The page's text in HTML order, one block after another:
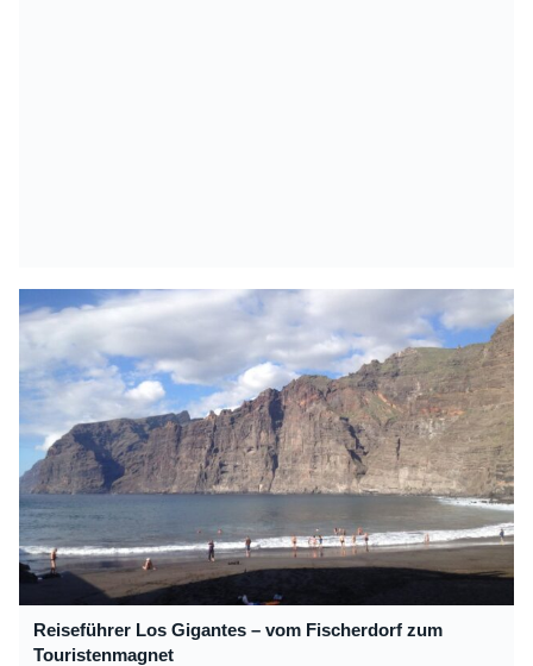
Reiseführer Los Gigantes – vom Fischerdorf zum
Touristenmagnet